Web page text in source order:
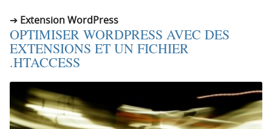
Extension WordPress
OPTIMISER WORDPRESS AVEC DES
EXTENSIONS ET UN FICHIER
.HTACCESS